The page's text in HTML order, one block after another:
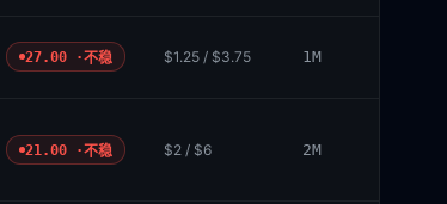
27.00 ·不稳 $1.25 / $3.75 1M
21.00 ·不稳 $2 / $6 2M